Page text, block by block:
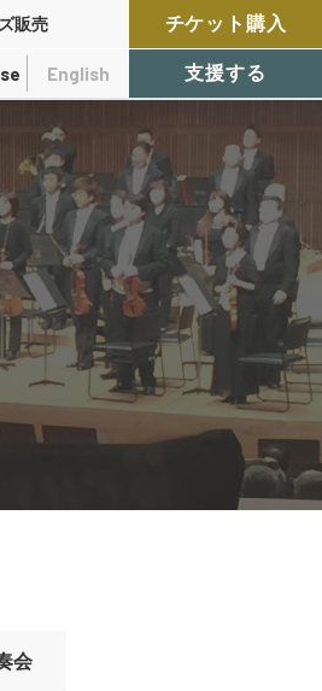
販売
English
チケット購入
支援する
会